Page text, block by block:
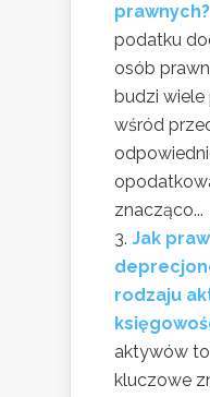
prawnych?
podatku
osób
budzi
wśród
znacząco...
Jak
rodzaju
aktywów
kluczowe